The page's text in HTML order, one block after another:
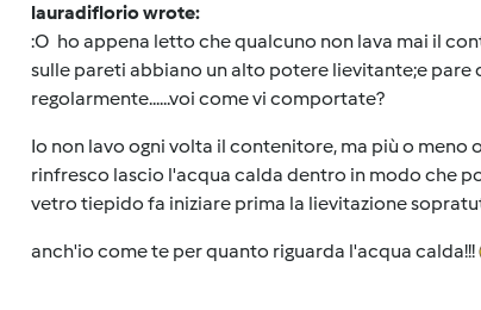
lauradiflorio wrote:
:O ho appena letto che qualcuno non lava mai il
sulle pareti abbiano un alto potere lievitante;e
regolarmente......voi come vi comportate?
Io non lavo ogni volta il contenitore, ma più o meno
rinfresco lascio l'acqua calda dentro in modo che
vetro tiepido fa iniziare prima la lievitazione
anch'io come te per quanto riguarda l'acqua calda!!!